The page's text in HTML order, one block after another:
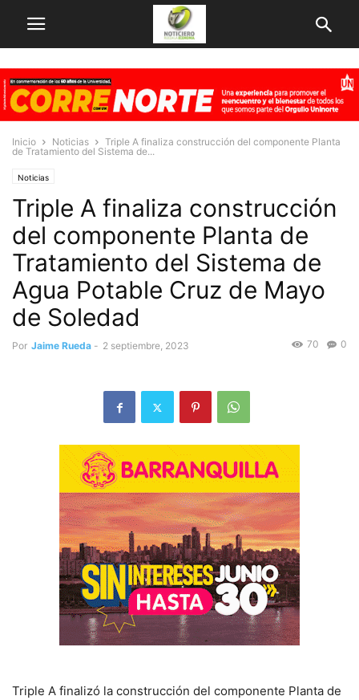
Inicio Noticias
Triple A finaliza construcción del componente Planta
de Tratamiento del Sistema de...
Noticias
Triple A finaliza construcción
del componente Planta de
Tratamiento del Sistema de
Agua Potable Cruz de Mayo
de Soledad
Por Jaime Rueda - 2 septiembre, 2023 0
70
Triple A finalizó la construcción del componente Planta de